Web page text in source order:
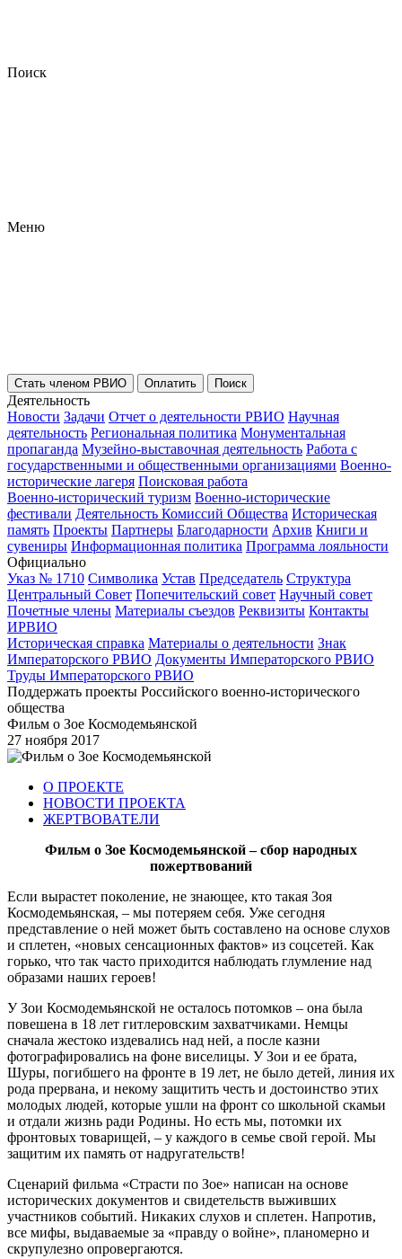
Поиск
Меню
Стать членом РВИО Оплатить Поиск
Деятельность
Новости Задачи Отчет о деятельности РВИО Научная
деятельность Региональная политика Монументальная
пропаганда Музейно-выставочная деятельность Работа с
государственными и общественными организациями Военно-
исторические лагеря Поисковая работа
Военно-исторический туризм Военно-исторические
фестивали Деятельность Комиссий Общества Историческая
память Проекты Партнеры Благодарности Архив Книги и
сувениры Информационная политика Программа лояльности
Официально
Указ № 1710 Символика Устав Председатель Структура
Центральный Совет Попечительский совет Научный совет
Почетные члены Материалы съездов Реквизиты Контакты
ИРВИО
Историческая справка Материалы о деятельности Знак
Императорского РВИО Документы Императорского РВИО
Труды Императорского РВИО
Поддержать проекты Российского военно-исторического
общества
Фильм о Зое Космодемьянской
27 ноября 2017
О ПРОЕКТЕ
НОВОСТИ ПРОЕКТА
ЖЕРТВОВАТЕЛИ
Фильм о Зое Космодемьянской – сбор народных
пожертвований
Если вырастет поколение, не знающее, кто такая Зоя
Космодемьянская, – мы потеряем себя. Уже сегодня
представление о ней может быть составлено на основе слухов
и сплетен, «новых сенсационных фактов» из соцсетей. Как
горько, что так часто приходится наблюдать глумление над
образами наших героев!
У Зои Космодемьянской не осталось потомков – она была
повешена в 18 лет гитлеровским захватчиками. Немцы
сначала жестоко издевались над ней, а после казни
фотографировались на фоне виселицы. У Зои и ее брата,
Шуры, погибшего на фронте в 19 лет, не было детей, линия их
рода прервана, и некому защитить честь и достоинство этих
молодых людей, которые ушли на фронт со школьной скамьи
и отдали жизнь ради Родины. Но есть мы, потомки их
фронтовых товарищей, – у каждого в семье свой герой. Мы
защитим их память от надругательств!
Сценарий фильма «Страсти по Зое» написан на основе
исторических документов и свидетельств выживших
участников событий. Никаких слухов и сплетен. Напротив,
все мифы, выдаваемые за «правду о войне», планомерно и
скрупулезно опровергаются.